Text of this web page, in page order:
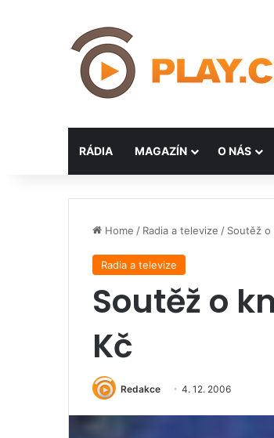
RÁDIA MAGAZÍN O NÁS
Home / Radia a televize / Soutěž o
Radia a televize
Soutěž o
Kč
Redakce 4. 12. 2006